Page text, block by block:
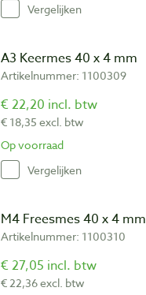
Vergelijken
A3 Keermes 40 x 4 mm
Artikelnummer: 1100309
€ 22,20 incl. btw
€ 18,35 excl. btw
Op voorraad
Vergelijken
M4 Freesmes 40 x 4 mm
Artikelnummer: 1100310
€ 27,05 incl. btw
€ 22,36 excl. btw